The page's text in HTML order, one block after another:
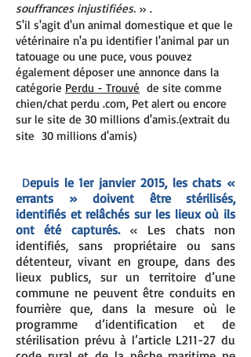
souffrances injustifiées. » .
S'il s'agit d'un animal domestique et que le
vétérinaire n'a pu identifier l'animal par un
tatouage ou une puce, vous pouvez
également déposer une annonce dans la
catégorie Perdu - Trouvé de site comme
chien/chat perdu .com, Pet alert ou encore
sur le site de 30 millions d'amis.(extrait du
site 30 millions d'amis)
Depuis le 1er janvier 2015, les chats «
errants » doivent être stérilisés,
identifiés et relâchés sur les lieux où ils
ont été capturés. « Les chats non
identifiés, sans propriétaire ou sans
détenteur, vivant en groupe, dans des
lieux publics, sur un territoire d’une
commune ne peuvent être conduits en
fourrière que, dans la mesure où le
programme d’identification et de
stérilisation prévu à l’article L211-27 du